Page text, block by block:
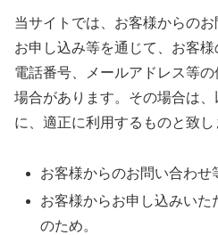
当サイトでは、お客様からの
お申し込み等を通じて、お客様
電話番号、メールアドレス等
場合があります。その場合は
に、適正に利用するものと致し
お客様からのお問い合わせ
お客様からお申し込みい
のため。